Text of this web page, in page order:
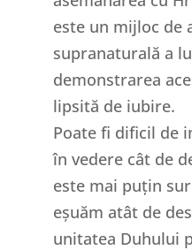
este un mijloc de
supranaturală a
demonstrarea
lipsită de iubire.
Poate fi dificil de
în vedere cât de
este mai puțin
eșuăm atât de
unitatea Duhului